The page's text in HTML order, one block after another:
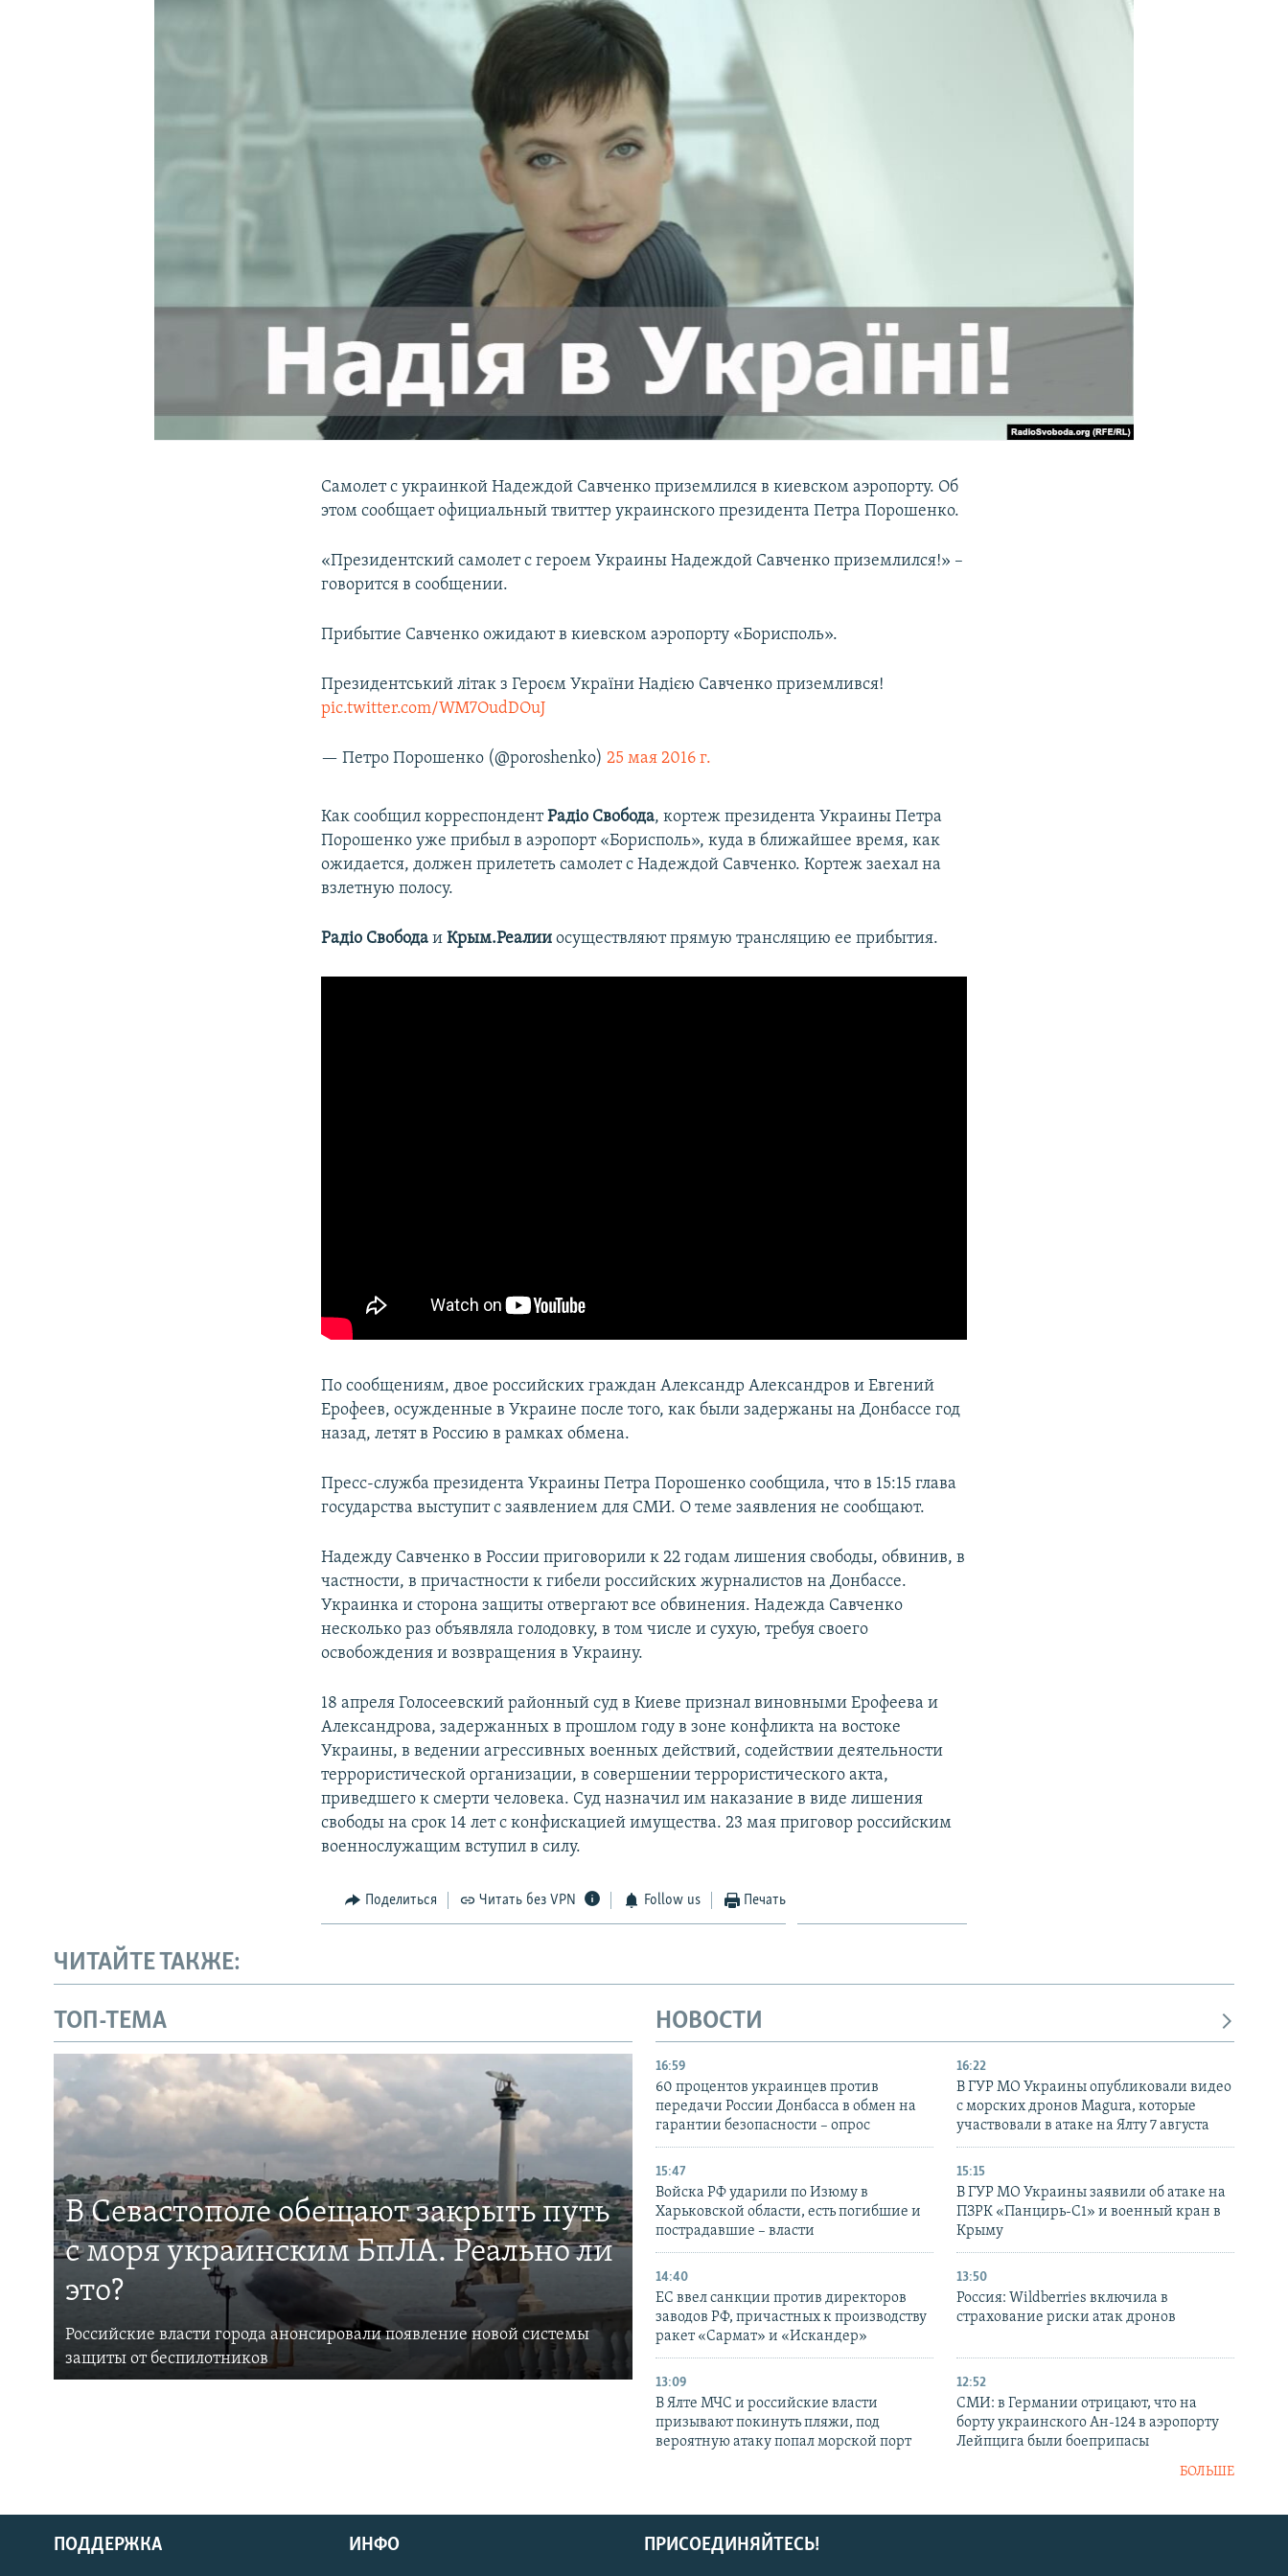
Самолет с украинкой Надеждой Савченко приземлился в киевском аэропорту. Об
этом сообщает официальный твиттер украинского президента Петра Порошенко.
«Президентский самолет с героем Украины Надеждой Савченко приземлился!» –
говорится в сообщении.
Прибытие Савченко ожидают в киевском аэропорту «Борисполь».
Президентський літак з Героєм України Надією Савченко приземлився!
pic.twitter.com/WM7OudDOuJ
— Петро Порошенко (@poroshenko)25 мая 2016 г.
Как сообщил корреспондентРадіо Свобода, кортеж президента Украины Петра
Порошенко уже прибыл в аэропорт «Борисполь», куда в ближайшее время, как
ожидается, должен прилететь самолет с Надеждой Савченко. Кортеж заехал на
взлетную полосу.
Радіо Свобода и Крым.Реалии осуществляют прямую трансляцию ее прибытия.
По сообщениям, двое российских граждан Александр Александров и Евгений
Ерофеев, осужденные в Украине после того, как были задержаны на Донбассе год
назад, летят в Россию в рамках обмена.
Пресс-служба президента Украины Петра Порошенко сообщила, что в 15:15 глава
государства выступит с заявлением для СМИ. О теме заявления не сообщают.
Надежду Савченко в России приговорили к 22 годам лишения свободы, обвинив, в
частности, в причастности к гибели российских журналистов на Донбассе.
Украинка и сторона защиты отвергают все обвинения. Надежда Савченко
несколько раз объявляла голодовку, в том числе и сухую, требуя своего
освобождения и возвращения в Украину.
18 апреля Голосеевский районный суд в Киеве признал виновными Ерофеева и
Александрова, задержанных в прошлом году в зоне конфликта на востоке
Украины, в ведении агрессивных военных действий, содействии деятельности
террористической организации, в совершении террористического акта,
приведшего к смерти человека. Суд назначил им наказание в виде лишения
свободы на срок 14 лет с конфискацией имущества. 23 мая приговор российским
военнослужащим вступил в силу.
Поделиться Читать без VPN Follow us Печать
ЧИТАЙТЕ ТАКЖЕ:
ТОП-ТЕМА
В Севастополе обещают закрыть путь
с моря украинским БпЛА. Реально ли
это?
Российские власти города анонсировали появление новой системы
защиты от беспилотников
НОВОСТИ
16:59
60 процентов украинцев против
передачи России Донбасса в обмен на
гарантии безопасности – опрос
16:22
В ГУР МО Украины опубликовали видео
с морских дронов Magura, которые
участвовали в атаке на Ялту 7 августа
15:47
Войска РФ ударили по Изюму в
Харьковской области, есть погибшие и
пострадавшие – власти
15:15
В ГУР МО Украины заявили об атаке на
ПЗРК «Панцирь-С1» и военный кран в
Крыму
14:40
ЕС ввел санкции против директоров
заводов РФ, причастных к производству
ракет «Сармат» и «Искандер»
13:50
Россия: Wildberries включила в
страхование риски атак дронов
13:09
В Ялте МЧС и российские власти
призывают покинуть пляжи, под
вероятную атаку попал морской порт
12:52
СМИ: в Германии отрицают, что на
борту украинского Ан-124 в аэропорту
Лейпцига были боеприпасы
БОЛЬШЕ
ПРИСОЕДИНЯЙТЕСЬ!
ПОДДЕРЖКА ИНФО